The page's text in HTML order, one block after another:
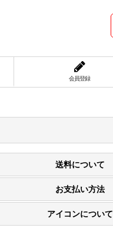
会員登録
送料について
お支払い方法
アイコンについて